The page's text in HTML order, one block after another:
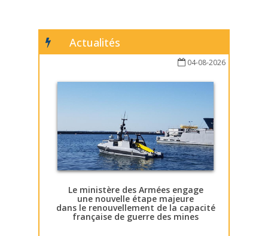
Actualités
04-08-2026
Le ministère des Armées engage
une nouvelle étape majeure
dans le renouvellement de la capacité
française de guerre des mines